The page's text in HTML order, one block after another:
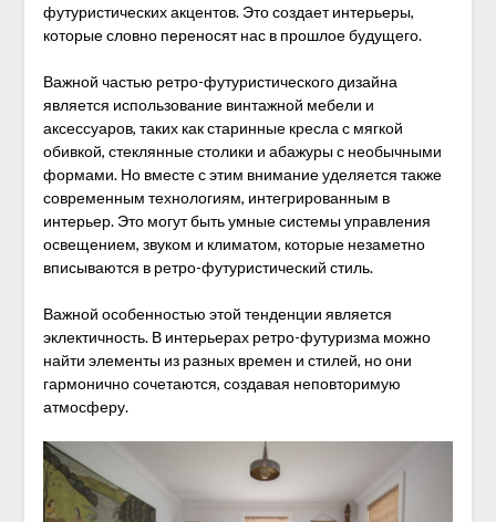
футуристических акцентов. Это создает интерьеры,
которые словно переносят нас в прошлое будущего.
Важной частью ретро-футуристического дизайна
является использование винтажной мебели и
аксессуаров, таких как старинные кресла с мягкой
обивкой, стеклянные столики и абажуры с необычными
формами. Но вместе с этим внимание уделяется также
современным технологиям, интегрированным в
интерьер. Это могут быть умные системы управления
освещением, звуком и климатом, которые незаметно
вписываются в ретро-футуристический стиль.
Важной особенностью этой тенденции является
эклектичность. В интерьерах ретро-футуризма можно
найти элементы из разных времен и стилей, но они
гармонично сочетаются, создавая неповторимую
атмосферу.